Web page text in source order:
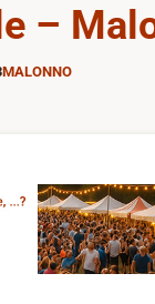
–
MALONNO